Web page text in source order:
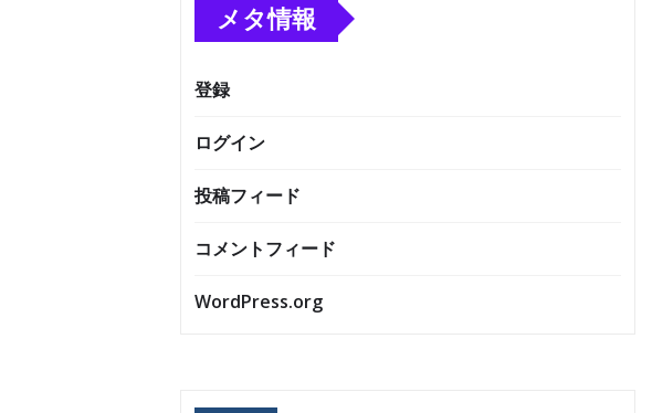
メタ情報
登録
ログイン
投稿フィード
コメントフィード
WordPress.org